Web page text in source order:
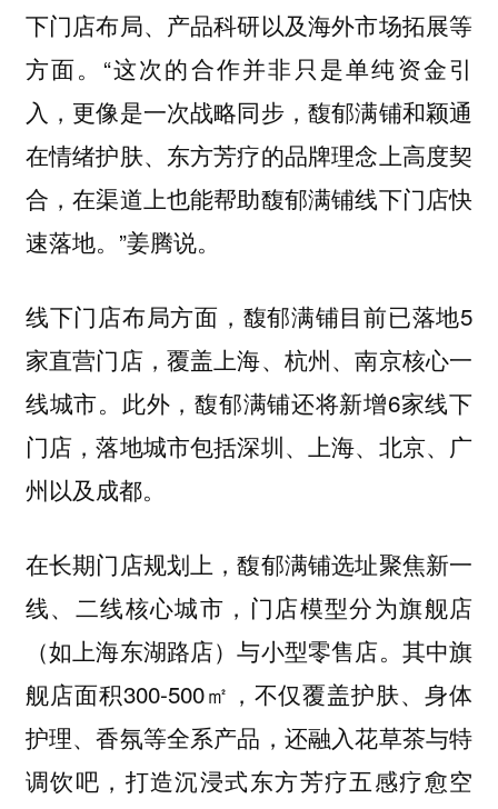
下门店布局、产品科研以及海外市场拓展等
方面。“这次的合作并非只是单纯资金引
入，更像是一次战略同步，馥郁满铺和颖通
在情绪护肤、东方芳疗的品牌理念上高度契
合，在渠道上也能帮助馥郁满铺线下门店快
速落地。”姜腾说。
线下门店布局方面，馥郁满铺目前已落地5
家直营门店，覆盖上海、杭州、南京核心一
线城市。此外，馥郁满铺还将新增6家线下
门店，落地城市包括深圳、上海、北京、广
州以及成都。
在长期门店规划上，馥郁满铺选址聚焦新一
线、二线核心城市，门店模型分为旗舰店
（如上海东湖路店）与小型零售店。其中旗
舰店面积300-500㎡，不仅覆盖护肤、身体
护理、香氛等全系产品，还融入花草茶与特
调饮吧，打造沉浸式东方芳疗五感疗愈空